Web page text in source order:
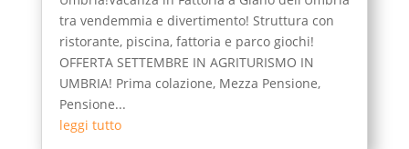
tra vendemmia e divertimento! Struttura con
ristorante, piscina, fattoria e parco giochi!
OFFERTA SETTEMBRE IN AGRITURISMO IN
UMBRIA! Prima colazione, Mezza Pensione,
Pensione...
leggi tutto